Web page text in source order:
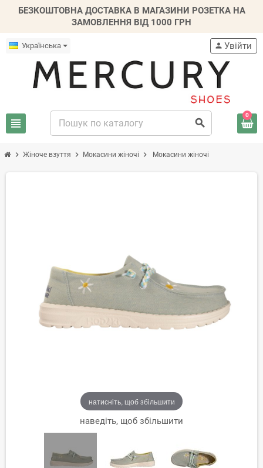
БЕЗКОШТОВНА ДОСТАВКА В МАГАЗИНИ РОЗЕТКА НА
ЗАМОВЛЕННЯ ВІД 1000 ГРН
Українська
view_headline search
person Увійти
0
chevron_right Жіноче взуття chevron_right Мокасини жіночі chevron_right Мокасини жіночі
натисніть, щоб збільшити
наведіть, щоб збільшити